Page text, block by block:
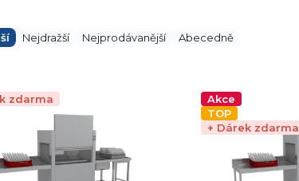
Nejdražší Nejprodávanější Abecedně
zdarma
Akce
TOP
+ Dárek zdarma